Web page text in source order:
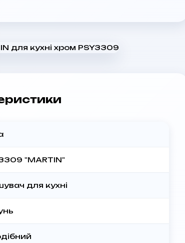
"MARTIN"
для кухні